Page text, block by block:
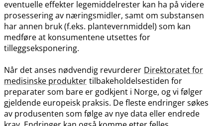
eventuelle effekter legemiddelrester kan ha på videre
prosessering av næringsmidler, samt om substansen
har annen bruk (f.eks. plantevernmiddel) som kan
medføre at konsumentene utsettes for
tilleggseksponering.
Når det anses nødvendig revurderer Direktoratet for
medisinske produkter tilbakeholdelsestiden for
preparater som bare er godkjent i Norge, og vi følger
gjeldende europeisk praksis. De fleste endringer søkes
av produsenten som følge av nye data eller endrede